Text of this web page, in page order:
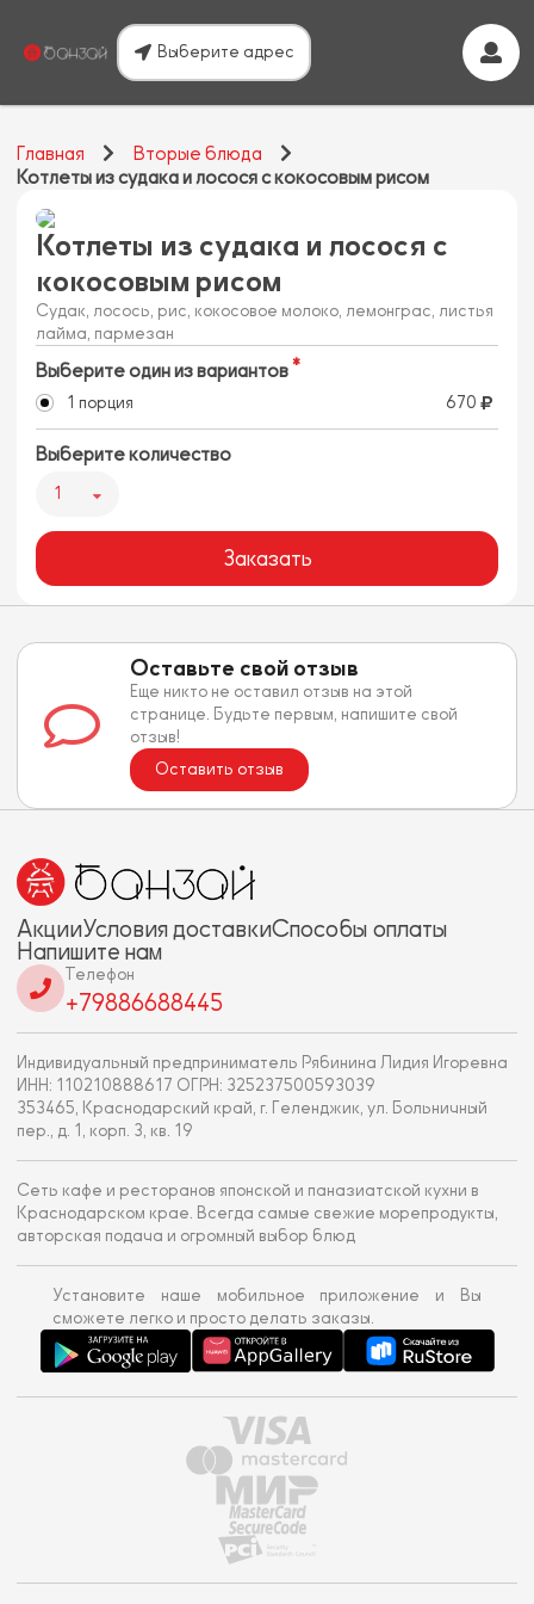
Выберите адрес
Главная
Вторые блюда
Котлеты из судака и лосося с кокосовым рисом
Котлеты из судака и лосося с
кокосовым рисом
Судак, лосось, рис, кокосовое молоко, лемонграс, листья
лайма, пармезан
Выберите один из вариантов
1 порция 670
Выберите количество
1
Заказать
Оставьте свой отзыв
Еще никто не оставил отзыв на этой
странице. Будьте первым, напишите свой
отзыв!
Оставить отзыв
АкцииУсловия доставкиСпособы оплаты
Напишите нам
Телефон
+79886688445
Индивидуальный предприниматель Рябинина Лидия Игоревна
ИНН: 110210888617 ОГРН: 325237500593039
353465, Краснодарский край, г. Геленджик, ул. Больничный
пер., д. 1, корп. 3, кв. 19
Сеть кафе и ресторанов японской и паназиатской кухни в
Краснодарском крае. Всегда самые свежие морепродукты,
авторская подача и огромный выбор блюд
Установите наше мобильное приложение и Вы
сможете легко и просто делать заказы.